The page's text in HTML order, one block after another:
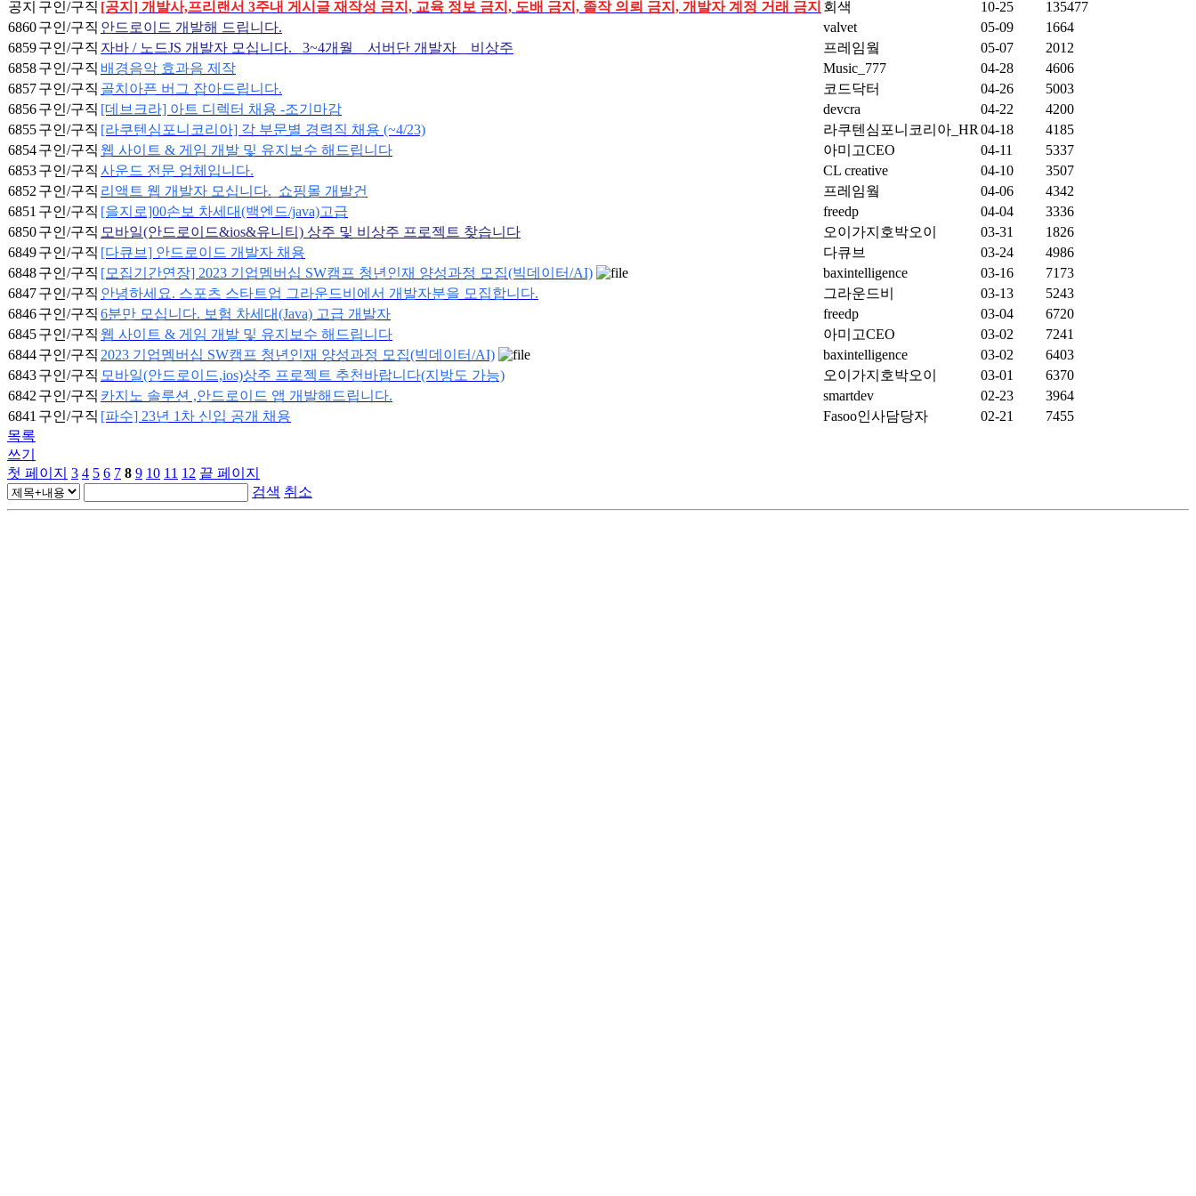
공지 구인/구직 [공지] 개발사,프리랜서 3주내 게시글 재작성 금지, 교육 정보 금지, 도배 금지, 졸작 의뢰 금지, 개발자 계정 거래 금지 회색 10-25
135477
6860구인/구직 안드로이드 개발해 드립니다. valvet 05-09
1664
6859구인/구직 자바 / 노드JS 개발자 모십니다. _3~4개월 _ 서버단 개발자 _ 비상주 프레임웤 05-07
2012
6858구인/구직 배경음악 효과음 제작 Music_777 04-28
4606
6857구인/구직 골치아픈 버그 잡아드립니다. 코드닥터 04-26
5003
6856구인/구직 [데브크라] 아트 디렉터 채용 -조기마감 devcra 04-22
4200
6855구인/구직 [라쿠텐심포니코리아] 각 부문별 경력직 채용 (~4/23) 라쿠텐심포니코리아_HR 04-18
4185
6854구인/구직 웹 사이트 & 게임 개발 및 유지보수 해드립니다 아미고CEO 04-11
5337
6853구인/구직 사운드 전문 업체입니다. CL creative 04-10
3507
6852 구인/구직 리액트 웹 개발자 모십니다._쇼핑몰 개발건 프레임웤 04-06
4342
6851 구인/구직 [을지로]00손보 차세대(백엔드/java)고급 freedp 04-04
3336
6850구인/구직 모바일(안드로이드&ios&유니티) 상주 및 비상주 프로젝트 찾습니다 오이가지호박오이 03-31
1826
6849구인/구직 [다큐브] 안드로이드 개발자 채용 다큐브 03-24
4986
6848구인/구직 [모집기간연장] 2023 기업멤버십 SW캠프 청년인재 양성과정 모집(빅데이터/AI) baxintelligence 03-16
7173
6847구인/구직 안녕하세요. 스포츠 스타트업 그라운드비에서 개발자분을 모집합니다. 그라운드비 03-13
5243
6846구인/구직 6분만 모십니다. 보험 차세대(Java) 고급 개발자 freedp 03-04
6720
6845구인/구직 웹 사이트 & 게임 개발 및 유지보수 해드립니다 아미고CEO 03-02
7241
6844구인/구직 2023 기업멤버십 SW캠프 청년인재 양성과정 모집(빅데이터/AI) baxintelligence 03-02
6403
6843구인/구직 모바일(안드로이드,ios)상주 프로젝트 추천바랍니다(지방도 가능) 오이가지호박오이 03-01
6370
6842 구인/구직 카지노 솔루션 ,안드로이드 앱 개발해드립니다. smartdev 02-23
3964
6841 구인/구직 [파수] 23년 1차 신입 공개 채용 Fasoo인사담당자 02-21
7455
목록
쓰기
첫 페이지 3 4 5 6 7 8 9 10 11 12 끝 페이지
검색 취소